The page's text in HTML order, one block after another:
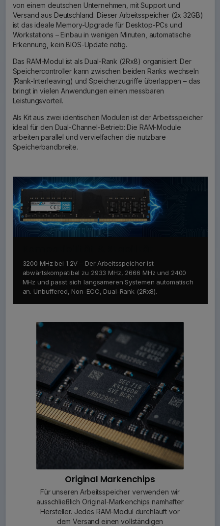
von einem deutschen Unternehmen, mit Support und
Versand aus Deutschland. Dieser Arbeitsspeicher (2x 32GB)
ist das ideale Memory-Upgrade für Desktop-PCs und
Workstations – Einbau in wenigen Minuten, automatische
Erkennung, kein BIOS-Update nötig.
Das RAM-Modul ist als Dual-Rank (2Rx8) organisiert: Der
Speichercontroller kann zwischen beiden Ranks wechseln
(Rank-Interleaving) und Speicherzugriffe überlappen – das
bringt in vielen Anwendungen einen messbaren
Leistungsvorteil.
Als Kit aus zwei identischen Modulen ist der Arbeitsspeicher
ideal für den Dual-Channel-Betrieb: Die RAM-Module
arbeiten parallel und vervielfachen die nutzbare
Speicherbandbreite.
3200 MHz bei 1.2V – Der Arbeitsspeicher ist
abwärtskompatibel zu 2933 MHz, 2666 MHz und 2400
MHz und passt sich langsameren Systemen automatisch
an. Unbuffered, Non-ECC, Dual-Rank (2Rx8).
Original Markenchips
Für unseren Arbeitsspeicher verwenden wir
ausschließlich Original-Markenchips namhafter
Hersteller. Jedes RAM-Modul durchläuft vor
dem Versand einen vollständigen